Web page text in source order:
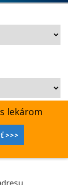
lekárom
>>>